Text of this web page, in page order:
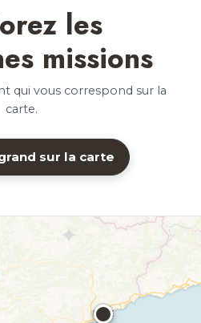
les
missions
qui vous correspond sur la
carte.
sur la carte